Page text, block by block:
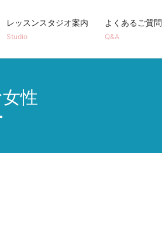
レッスンスタジオ案内
Studio
よくあるご質問
Q&A
性